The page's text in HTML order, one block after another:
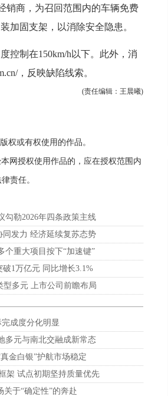
商，为召回范围内的车辆免费
加固支架，以消除安全隐患。
制在150km/h以下。此外，消
，反映缺陷线索。
(责任编辑：王晨曦)
权或有权使用的作品。
网授权使用作品的，应在授权范围内
责任。
勾勒2026年四条政策主线
同发力 经济延续复苏态势
个重大项目按下“加速键”
1万亿元 同比增长3.1%
型多元 上市公司前瞻布局
成度分化明显
多元与南北交融成新常态
金白银”护航市场稳定
架 试点初期坚持质量优先
于“确定性”的奔赴